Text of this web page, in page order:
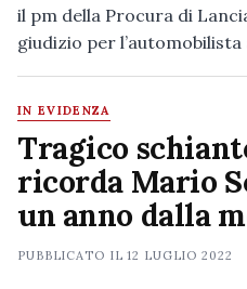
il pm della Procura di
giudizio per
IN EVIDENZA
Tragico
ricorda Mario
un anno dalla
PUBBLICATO IL12 LUGLIO 2022